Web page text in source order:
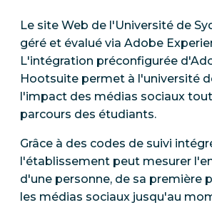
Le site Web de l'Université de
géré et évalué via Adobe
L'intégration préconfigurée
Hootsuite permet à l'université
l'impact des médias sociaux
parcours des étudiants.
Grâce à des codes de suivi
l'établissement peut mesurer
d'une personne, de sa première
les médias sociaux jusqu'au